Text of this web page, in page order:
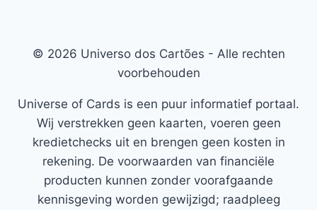
© 2026 Universo dos Cartões - Alle rechten
voorbehouden
Universe of Cards is een puur informatief portaal.
Wij verstrekken geen kaarten, voeren geen
kredietchecks uit en brengen geen kosten in
rekening. De voorwaarden van financiële
producten kunnen zonder voorafgaande
kennisgeving worden gewijzigd; raadpleeg